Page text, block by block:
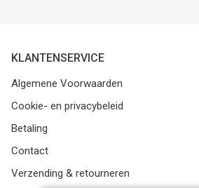
KLANTENSERVICE
Algemene Voorwaarden
Cookie- en privacybeleid
Betaling
Contact
Verzending & retourneren